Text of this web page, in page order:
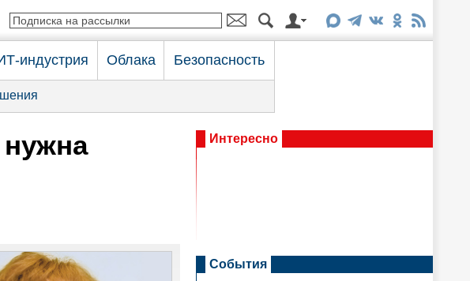
индустрия Облака Безопасность
нужна
Интересно
События